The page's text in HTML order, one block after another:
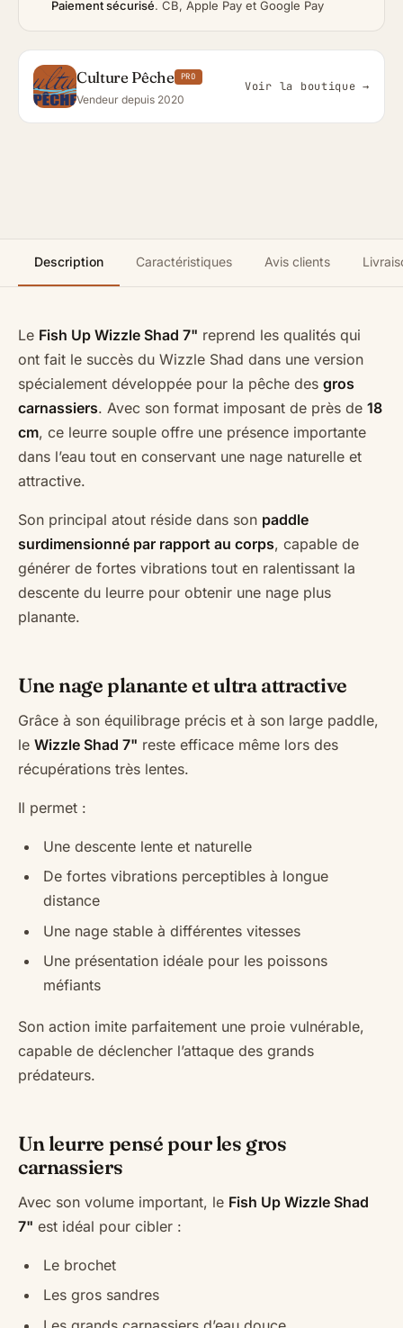
Paiement sécurisé. CB, Apple Pay et Google Pay
Culture Pêche PRO
Vendeur depuis 2020
Voir la boutique →
Description Caractéristiques Avis clients
Le Fish Up Wizzle Shad 7" reprend les qualités qui
ont fait le succès du Wizzle Shad dans une version
spécialement développée pour la pêche des gros
carnassiers. Avec son format imposant de près de 18
cm, ce leurre souple offre une présence importante
dans l’eau tout en conservant une nage naturelle et
attractive.
Son principal atout réside dans son paddle
surdimensionné par rapport au corps, capable de
générer de fortes vibrations tout en ralentissant la
descente du leurre pour obtenir une nage plus
planante.
Une nage planante et ultra attractive
Grâce à son équilibrage précis et à son large paddle,
le Wizzle Shad 7" reste efficace même lors des
récupérations très lentes.
Il permet :
Une descente lente et naturelle
De fortes vibrations perceptibles à longue
distance
Une nage stable à différentes vitesses
Une présentation idéale pour les poissons
méfiants
Son action imite parfaitement une proie vulnérable,
capable de déclencher l’attaque des grands
prédateurs.
Un leurre pensé pour les gros
carnassiers
Avec son volume important, le Fish Up Wizzle Shad
7" est idéal pour cibler :
Le brochet
Les gros sandres